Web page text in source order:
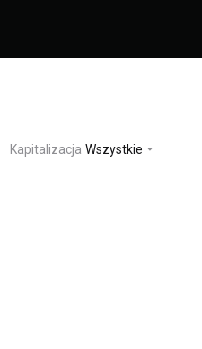
Kapitalizacja Wszystkie